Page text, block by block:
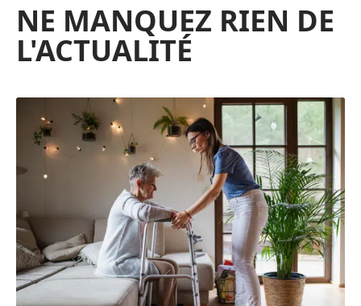
NE MANQUEZ RIEN DE
L'ACTUALITÉ